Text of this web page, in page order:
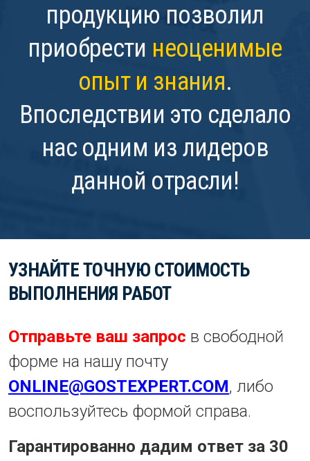
продукцию позволил
приобрести неоценимые
опыт и знания.
Впоследствии это сделало
нас одним из лидеров
данной отрасли!
УЗНАЙТЕ ТОЧНУЮ СТОИМОСТЬ
ВЫПОЛНЕНИЯ РАБОТ
Отправьте ваш запрос в свободной
форме на нашу почту
ONLINE@GOSTEXPERT.COM, либо
воспользуйтесь формой справа.
Гарантированно дадим ответ за 30